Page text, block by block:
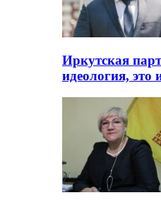
Иркутская
идеология, это